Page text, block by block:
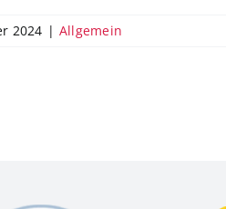
2024 | Allgemein